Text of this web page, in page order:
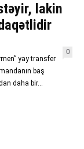
lakin
0
yay transfer
baş
daha bir...